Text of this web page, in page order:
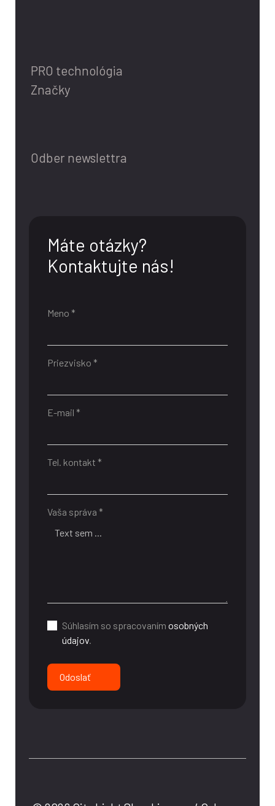
PRO technológia
Značky
Odber newslettra
Máte otázky?
Kontaktujte nás!
Meno *
Priezvisko *
E-mail *
Tel. kontakt *
Vaša správa *
Súhlasím so spracovanímosobných
údajov.
Odoslať